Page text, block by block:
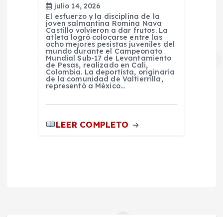
julio 14, 2026
El esfuerzo y la disciplina de la
joven salmantina Romina Nava
Castillo volvieron a dar frutos. La
atleta logró colocarse entre las
ocho mejores pesistas juveniles del
mundo durante el Campeonato
Mundial Sub-17 de Levantamiento
de Pesas, realizado en Cali,
Colombia. La deportista, originaria
de la comunidad de Valtierrilla,
representó a México…
LEER COMPLETO